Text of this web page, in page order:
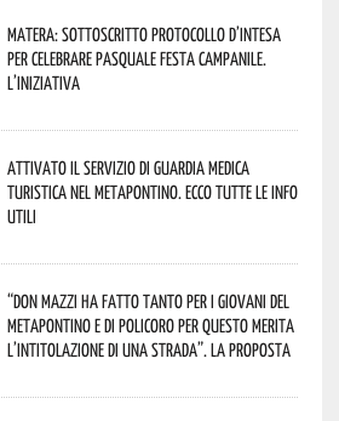
Matera: sottoscritto protocollo d’intesa
per celebrare Pasquale Festa Campanile.
L’iniziativa
Attivato il servizio di Guardia Medica
Turistica nel Metapontino. Ecco tutte le info
utili
“Don Mazzi ha fatto tanto per i giovani del
Metapontino e di Policoro per questo merita
l’intitolazione di una strada”. La proposta